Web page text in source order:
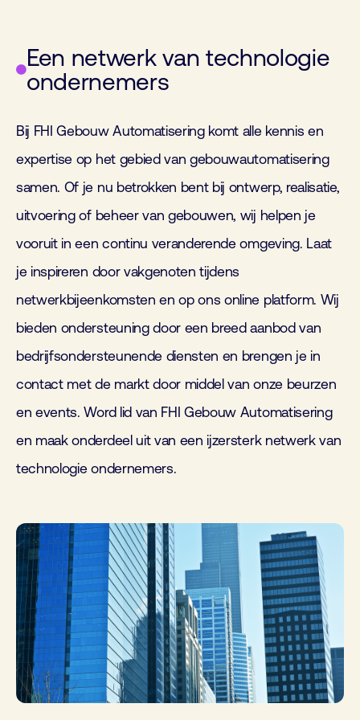
Een netwerk van technologie
ondernemers
Bij FHI Gebouw Automatisering komt alle kennis en
expertise op het gebied van gebouwautomatisering
samen. Of je nu betrokken bent bij ontwerp, realisatie,
uitvoering of beheer van gebouwen, wij helpen je
vooruit in een continu veranderende omgeving. Laat
je inspireren door vakgenoten tijdens
netwerkbijeenkomsten en op ons online platform. Wij
bieden ondersteuning door een breed aanbod van
bedrijfsondersteunende diensten en brengen je in
contact met de markt door middel van onze beurzen
en events. Word lid van FHI Gebouw Automatisering
en maak onderdeel uit van een ijzersterk netwerk van
technologie ondernemers.